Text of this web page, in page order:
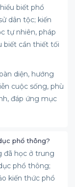
biết phổ
dân tộc; kiến
tự nhiên, pháp
biết cần thiết tối
diện, hướng
cuộc sống, phù
đáp ứng mục
phổ thông?
đã học ở trung
phổ thông;
kiến thức phổ